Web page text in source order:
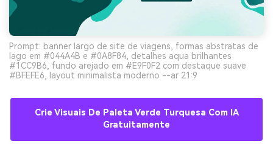
Prompt: banner largo de site de viagens, formas abstratas de
lago em #044A4B e #0A8F84, detalhes aqua brilhantes
#1CC9B6, fundo arejado em #E9F0F2 com destaque suave
#BFEFE6, layout minimalista moderno --ar 21:9
Crie Visuais De Paleta Verde Turquesa Com IA
Gratuitamente